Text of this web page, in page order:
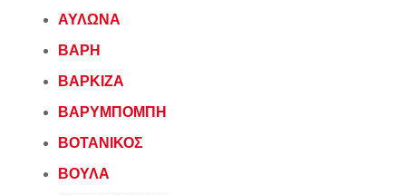
ΑΥΛΩΝΑ
ΒΑΡΗ
ΒΑΡΚΙΖΑ
ΒΑΡΥΜΠΟΜΠΗ
ΒΟΤΑΝΙΚΟΣ
ΒΟΥΛΑ